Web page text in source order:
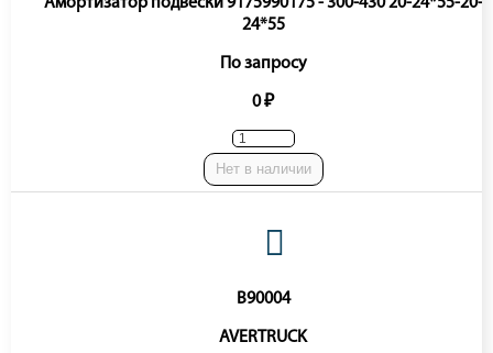
24*55
По запросу
0 ₽
Нет в наличии
B90004
AVERTRUCK